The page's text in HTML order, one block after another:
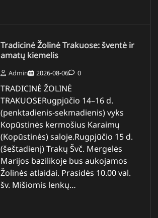
Tradicinė Žolinė Trakuose: šventė ir
amatų kiemelis
Admin 2026-08-06 0
TRADICINĖ ŽOLINĖ
TRAKUOSERugpjūčio 14–16 d.
(penktadienis-sekmadienis) vyks
Kopūstinės kermošius Karaimų
(Kopūstinės) saloje.Rugpjūčio 15 d.
(šeštadienį) Trakų Švč. Mergelės
Marijos bazilikoje bus aukojamos
Žolinės atlaidai. Prasidės 10.00 val.
šv. Mišiomis lenkų…